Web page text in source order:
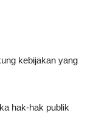
kebijakan yang
hak-hak publik